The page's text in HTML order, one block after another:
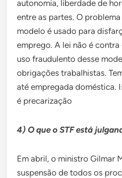
autonomia, liberdade de
entre as partes. O
modelo é usado para
emprego. A lei não é contra
uso fraudulento desse
obrigações trabalhistas.
até empregada doméstica.
é precarização
4) O que o STF está
Em abril, o ministro Gilmar
suspensão de todos os